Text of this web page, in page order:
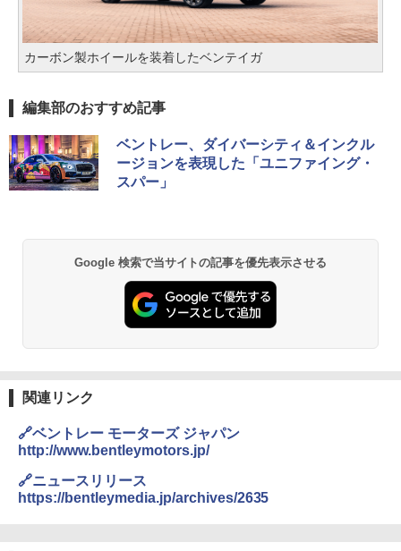
カーボン製ホイールを装着したベンテイガ
編集部のおすすめ記事
ベントレー、ダイバーシティ＆インクル
ージョンを表現した「ユニファイング・
スパー」
Google 検索で当サイトの記事を優先表示させる
関連リンク
🔗ベントレー モーターズ ジャパン
http://www.bentleymotors.jp/
🔗ニュースリリース
https://bentleymedia.jp/archives/2635